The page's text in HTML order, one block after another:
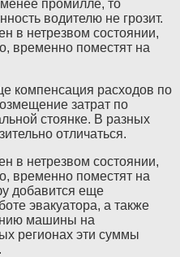
промилле, то
водителю не грозит.
в нетрезвом состоянии,
временно поместят на
компенсация расходов по
затрат по
стоянке. В разных
отличаться.
в нетрезвом состоянии,
временно поместят на
добавится еще
эвакуатора, а также
машины на
регионах эти суммы